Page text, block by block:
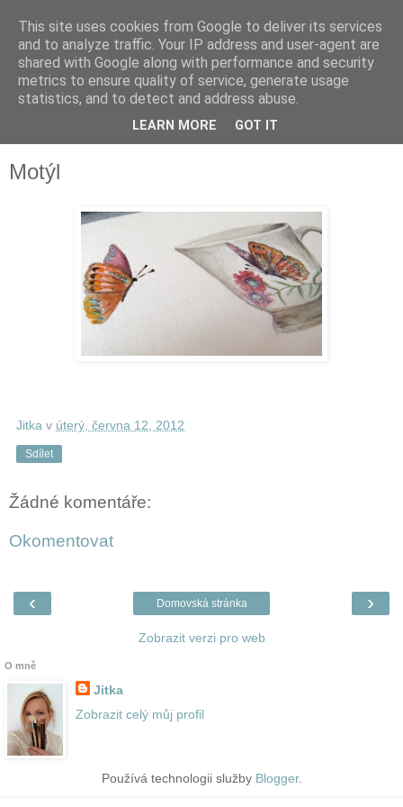
Motýl
Jitka v úterý, června 12, 2012
Sdílet
Žádné komentáře:
Okomentovat
‹ ›
Domovská stránka
Zobrazit verzi pro web
O mně
Jitka
Zobrazit celý můj profil
Používá technologii služby Blogger.
This site uses cookies from Google to deliver its services
and to analyze traffic. Your IP address and user-agent are
shared with Google along with performance and security
metrics to ensure quality of service, generate usage
statistics, and to detect and address abuse.
LEARN MORE GOT IT